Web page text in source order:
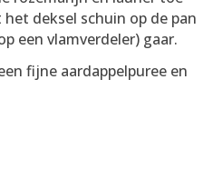
deksel schuin op de pan
een vlamverdeler) gaar.
fijne aardappelpuree en